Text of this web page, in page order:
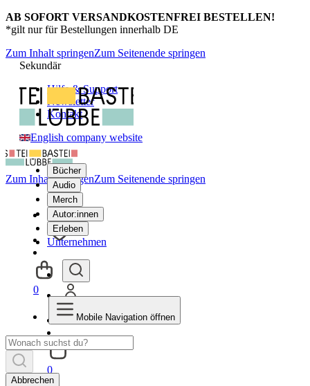
AB SOFORT VERSANDKOSTENFREI BESTELLEN!
*gilt nur für Bestellungen innerhalb DE
Zum Inhalt springenZum Seitenende springen
Sekundär
Hilfe & Support
Newsletter
Kontakt
English company website
Bücher
Audio
Merch
Autor:innen
Erleben
Unternehmen
0
Zum Inhalt springenZum Seitenende springen
0
Mobile Navigation öffnen
Abbrechen